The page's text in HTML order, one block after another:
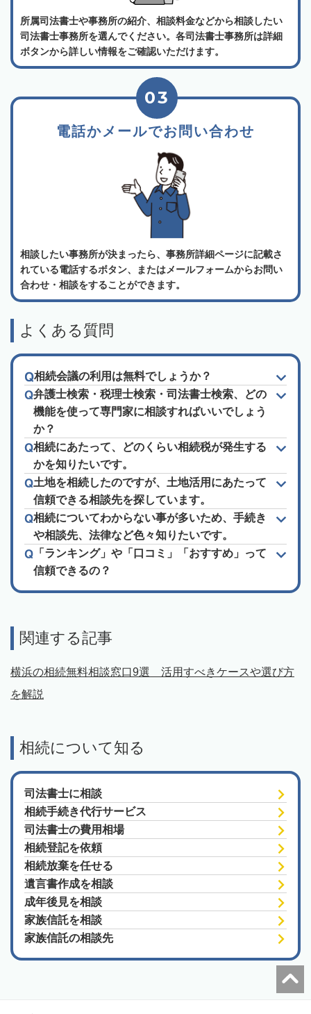
所属司法書士や事務所の紹介、相談料金などから相談したい
司法書士事務所を選んでください。各司法書士事務所は詳細
ボタンから詳しい情報をご確認いただけます。
電話かメールでお問い合わせ
03
相談したい事務所が決まったら、事務所詳細ページに記載さ
れている電話するボタン、またはメールフォームからお問い
合わせ・相談をすることができます。
よくある質問
相続会議の利用は無料でしょうか？
弁護士検索・税理士検索・司法書士検索、どの
機能を使って専門家に相談すればいいでしょう
か？
相続にあたって、どのくらい相続税が発生する
かを知りたいです。
土地を相続したのですが、土地活用にあたって
信頼できる相談先を探しています。
相続についてわからない事が多いため、手続き
や相談先、法律など色々知りたいです。
「ランキング」や「口コミ」「おすすめ」って
信頼できるの？
関連する記事
横浜の相続無料相談窓口9選 活用すべきケースや選び方
を解説
相続について知る
司法書士に相談
相続手続き代行サービス
司法書士の費用相場
相続登記を依頼
相続放棄を任せる
遺言書作成を相談
成年後見を相談
家族信託を相談
家族信託の相談先